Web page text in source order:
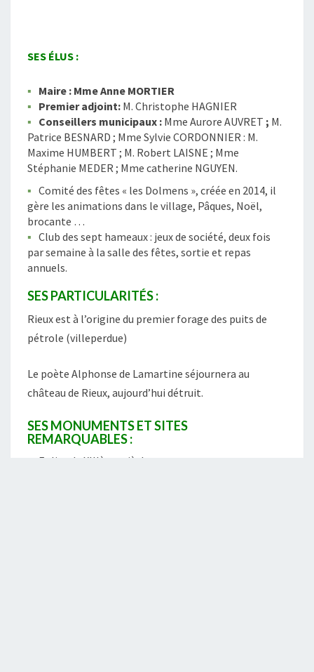
SES ÉLUS :
Maire : Mme Anne MORTIER
Premier adjoint: M. Christophe HAGNIER
Conseillers municipaux : Mme Aurore AUVRET ; M.
Patrice BESNARD ; Mme Sylvie CORDONNIER : M.
Maxime HUMBERT ; M. Robert LAISNE ; Mme
Stéphanie MEDER ; Mme catherine NGUYEN.
Comité des fêtes « les Dolmens », créée en 2014, il
gère les animations dans le village, Pâques, Noël,
brocante …
Club des sept hameaux : jeux de société, deux fois
par semaine à la salle des fêtes, sortie et repas
annuels.
SES PARTICULARITÉS :
Rieux est à l’origine du premier forage des puits de
pétrole (villeperdue)
Le poète Alphonse de Lamartine séjournera au
château de Rieux, aujourd’hui détruit.
SES MONUMENTS ET SITES
REMARQUABLES :
Eglise du XIIIème siècle